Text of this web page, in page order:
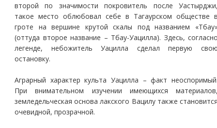
второй по значимости покровитель после
такое место облюбовал себе в Тагаурском обществе
гроте на вершине крутой скалы под названием
(оттуда второе название – Тбау-Уацилла). Здесь,
легенде, небожитель Уацилла сделал первую
остановку.
Аграрный характер культа Уацилла – факт
При внимательном изучении имеющихся
земледельческая основа лакского Вацилу также
очевидной, прозрачной.